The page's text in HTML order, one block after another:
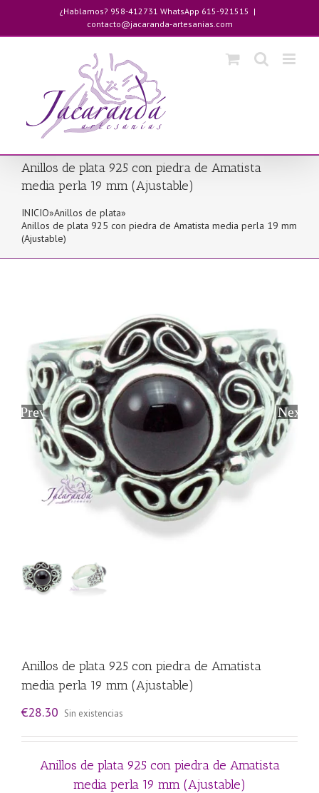
contenido
¿Hablamos? 958-412731 WhatsApp 615-921515 |
contacto@jacaranda-artesanias.com
Anillos de plata 925 con piedra de Amatista
media perla 19 mm (Ajustable)
INICIO»Anillos de plata»
Anillos de plata 925 con piedra de Amatista media perla 19 mm
(Ajustable)
Previous Next
Anillos de plata 925 con piedra de Amatista
media perla 19 mm (Ajustable)
€28.30 Sin existencias
Anillos de plata 925 con piedra de Amatista
media perla 19 mm (Ajustable)